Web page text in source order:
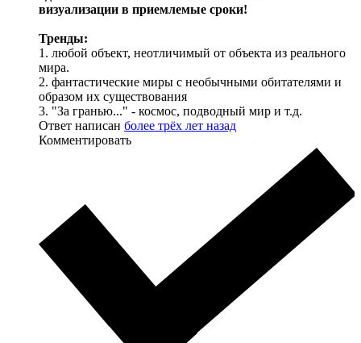
визуализации в приемлемые сроки!
Тренды:
1. любой объект, неотличимый от объекта из реального
мира.
2. фантастические миры с необычными обитателями и
образом их существования
3. "За гранью..." - космос, подводный мир и т.д.
Ответ написан более трёх лет назад
Комментировать